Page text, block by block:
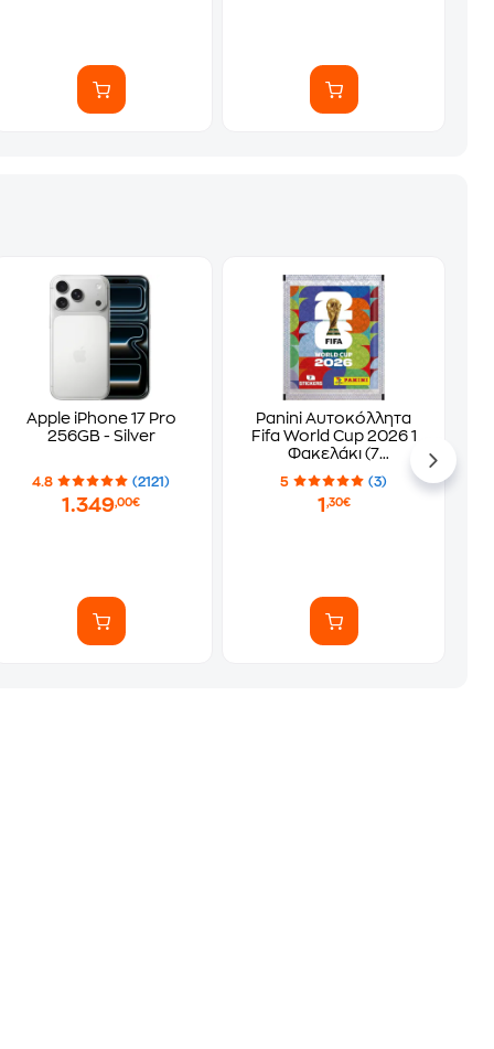
Apple iPhone 17 Pro
256GB - Silver
4.8 (2121)
1.349,00€
Panini Αυτοκόλλητα
Fifa World Cup 2026 1
Φακελάκι (7
Αυτοκόλλητα)
5 (3)
1 ,30€